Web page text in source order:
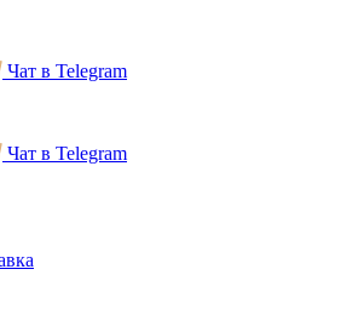
Чат в Telegram
Чат в Telegram